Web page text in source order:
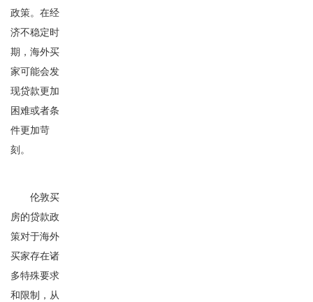
政策。在经
济不稳定时
期，海外买
家可能会发
现贷款更加
困难或者条
件更加苛
刻。
伦敦买
房的贷款政
策对于海外
买家存在诸
多特殊要求
和限制，从